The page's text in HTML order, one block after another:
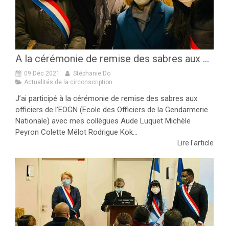
A la cérémonie de remise des sabres aux officiers de l’EOGN !
09 Déc 2021
Stéphanie Do
Actualités de la circonscription
J’ai participé à la cérémonie de remise des sabres aux
officiers de l’EOGN (Ecole des Officiers de la Gendarmerie
Nationale) avec mes collègues Aude Luquet Michèle
Peyron Colette Mélot Rodrigue Kok...
Lire l'article